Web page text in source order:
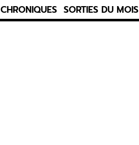
CHRONIQUES SORTIES DU MOIS